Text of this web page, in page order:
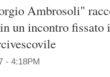
Ambrosoli"
un incontro fissato
- 4:18PM